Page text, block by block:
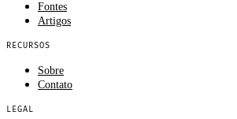
Fontes
Artigos
RECURSOS
Sobre
Contato
LEGAL